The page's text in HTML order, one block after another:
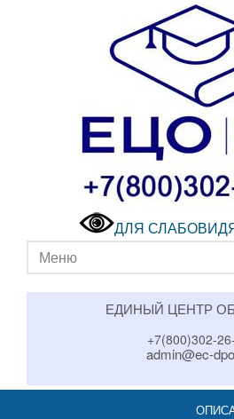
ДЛЯ
Меню
ЕДИНЫЙ ЦЕНТР
+7(800)302-
admin@ec-